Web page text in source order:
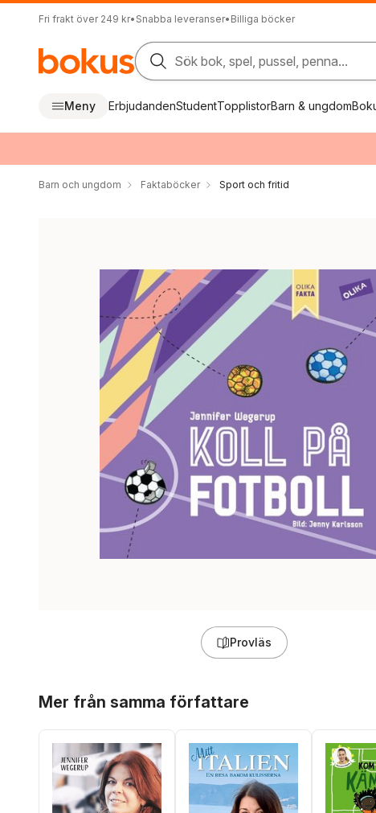
Fri frakt över 249 kr• Snabba leveranser• Billiga böcker
Sök bok, spel, pussel, penna...
Meny ErbjudandenStudentTopplistorBarn & ungdom
Barn och ungdom Faktaböcker Sport och fritid
Provläs
Mer från samma författare